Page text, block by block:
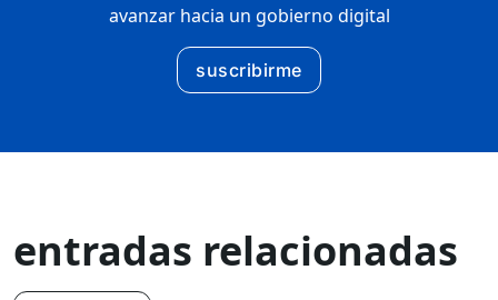
avanzar hacia un gobierno digital
suscribirme
entradas relacionadas